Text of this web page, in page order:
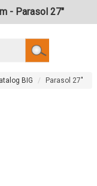
- Parasol 27"
Szukaj
BIG Parasol 27"